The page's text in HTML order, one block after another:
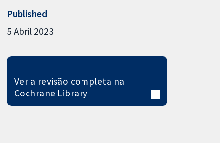
Published
5 Abril 2023
Ver a revisão completa na
Cochrane Library